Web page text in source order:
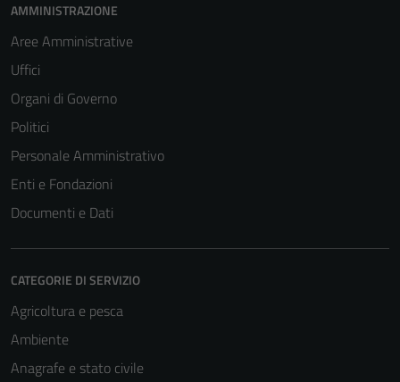
AMMINISTRAZIONE
Aree Amministrative
Uffici
Organi di Governo
Politici
Personale Amministrativo
Enti e Fondazioni
Documenti e Dati
CATEGORIE DI SERVIZIO
Agricoltura e pesca
Ambiente
Anagrafe e stato civile